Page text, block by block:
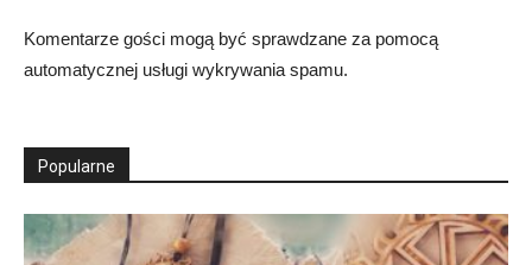
Komentarze gości mogą być sprawdzane za pomocą
automatycznej usługi wykrywania spamu.
Popularne